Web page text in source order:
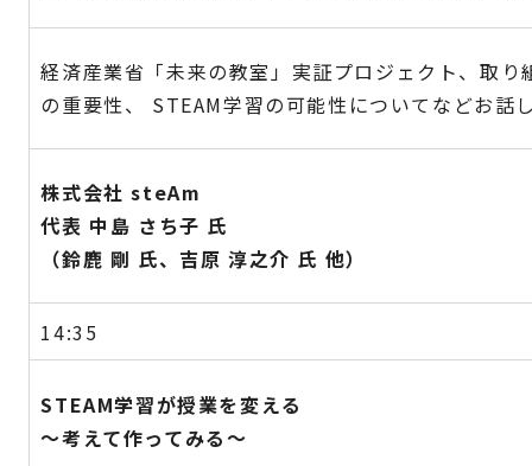
経済産業省「未来の教室」実証プロジェクト、取り
の重要性、 STEAM学習の可能性についてなどお話
株式会社 steAm
代表 中島 さち子 氏
（鈴鹿 剛 氏、吉原 淳之介 氏 他）
14:35
STEAM学習が授業を変える
～考えて作ってみる～